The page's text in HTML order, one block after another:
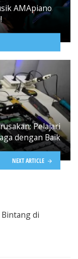
AMApiano
Pelajari
dengan Baik
NEXT ARTICLE
di